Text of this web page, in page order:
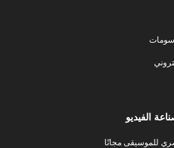
الفيديو
للموسيقى مجانًا